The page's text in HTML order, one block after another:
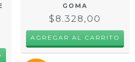
GOMA
$8.328,00